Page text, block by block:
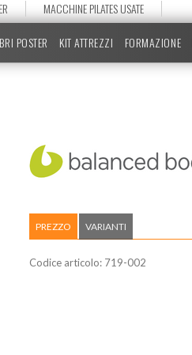
MACCHINE PILATES USATE
POSTER KIT ATTREZZI FORMAZIONE
PREZZO VARIANTI
Codice articolo: 719-002